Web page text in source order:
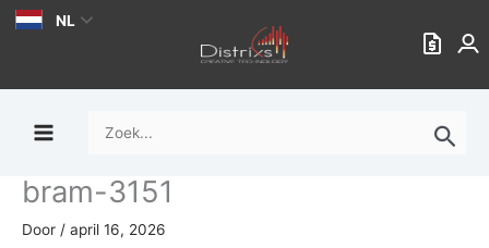
Ga
inhoud
NL
Zoek
bram-3151
Door / april 16, 2026